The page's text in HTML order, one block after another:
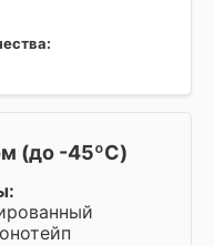
(до -45ºC)